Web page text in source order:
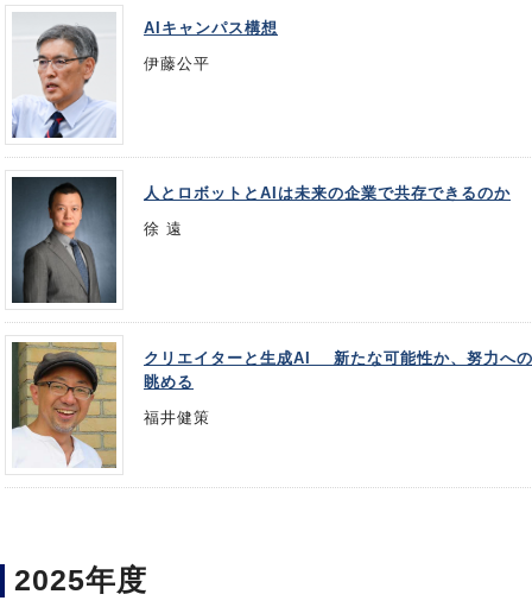
AIキャンパス構想
伊藤公平
人とロボットとAIは未来の企業で共存できるのか
徐 遠
クリエイターと生成AI 新たな可能性か、努力へ
眺める
福井健策
2025年度